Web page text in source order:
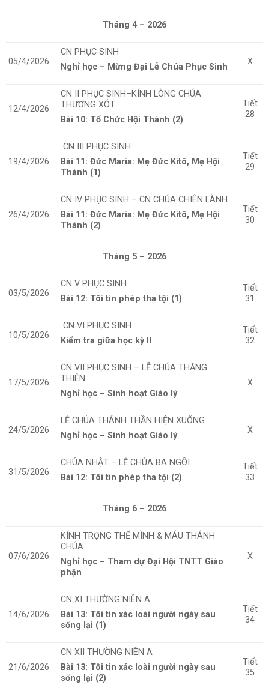
Tháng 4 – 2026
05/4/2026
CN PHỤC SINH
Nghỉ học – Mừng Đại Lễ Chúa Phục Sinh
X
12/4/2026
CN II PHỤC SINH–KÍNH LÒNG CHÚA
THƯƠNG XÓT
Bài 10: Tổ Chức Hội Thánh (2)
Tiết
28
19/4/2026
CN III PHỤC SINH
Bài 11: Đức Maria: Mẹ Đức Kitô, Mẹ Hội
Thánh (1)
Tiết
29
26/4/2026
CN IV PHỤC SINH – CN CHÚA CHIÊN LÀNH
Bài 11: Đức Maria: Mẹ Đức Kitô, Mẹ Hội
Thánh (2)
Tiết
30
Tháng 5 – 2026
03/5/2026
CN V PHỤC SINH
Bài 12: Tôi tin phép tha tội (1)
Tiết
31
10/5/2026
CN VI PHỤC SINH
Kiểm tra giữa học kỳ II
Tiết
32
17/5/2026
CN VII PHỤC SINH – LỄ CHÚA THĂNG
THIÊN
Nghỉ học – Sinh hoạt Giáo lý
X
24/5/2026
LỄ CHÚA THÁNH THẦN HIỆN XUỐNG
Nghỉ học – Sinh hoạt Giáo lý
X
31/5/2026
CHÚA NHẬT – LỄ CHÚA BA NGÔI
Bài 12: Tôi tin phép tha tội (2)
Tiết
33
Tháng 6 – 2026
07/6/2026
KÍNH TRỌNG THỂ MÌNH & MÁU THÁNH
CHÚA
Nghỉ học – Tham dự Đại Hội TNTT Giáo
phận
X
14/6/2026
CN XI THƯỜNG NIÊN A
Bài 13: Tôi tin xác loài người ngày sau
sống lại (1)
Tiết
34
21/6/2026
CN XII THƯỜNG NIÊN A
Bài 13: Tôi tin xác loài người ngày sau
sống lại (2)
Tiết
35